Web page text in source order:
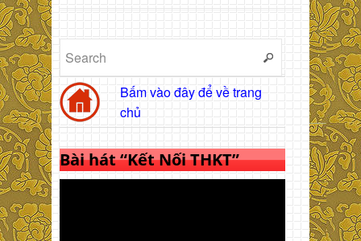
Bấm vào đây để về trang
chủ
Bài hát “Kết Nối THKT”